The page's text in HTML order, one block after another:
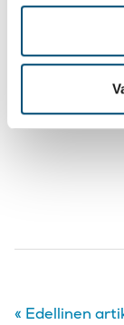
« Edellinen